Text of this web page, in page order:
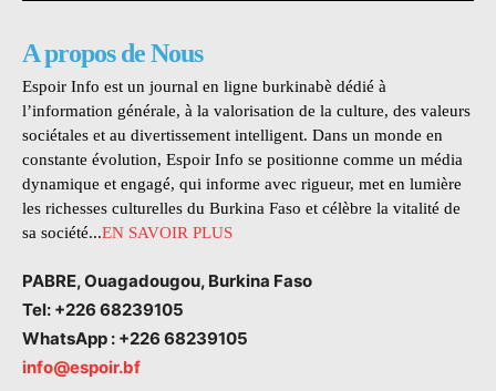
A propos de Nous
Espoir Info est un journal en ligne burkinabè dédié à
l’information générale, à la valorisation de la culture, des valeurs
sociétales et au divertissement intelligent. Dans un monde en
constante évolution, Espoir Info se positionne comme un média
dynamique et engagé, qui informe avec rigueur, met en lumière
les richesses culturelles du Burkina Faso et célèbre la vitalité de
sa société...EN SAVOIR PLUS
PABRE, Ouagadougou, Burkina Faso
Tel: +226 68239105
WhatsApp : +226 68239105
info@espoir.bf